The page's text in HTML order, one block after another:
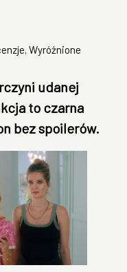
, Wyróżnione
udanej
to czarna
bez spoilerów.